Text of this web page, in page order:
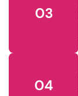
03
04